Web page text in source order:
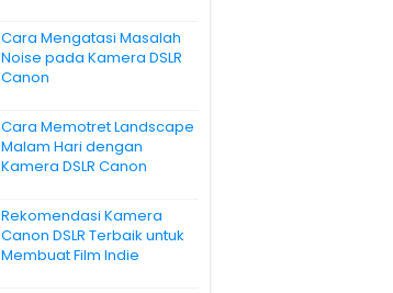
Cara Mengatasi Masalah
Noise pada Kamera DSLR
Canon
Cara Memotret Landscape
Malam Hari dengan
Kamera DSLR Canon
Rekomendasi Kamera
Canon DSLR Terbaik untuk
Membuat Film Indie